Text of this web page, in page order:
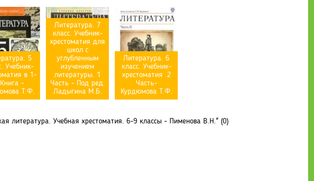
5
Учебник-
в 1-
-
Т.Ф.
Литература. 7
класс. Учебник-
хрестоматия для
школ с
углубленным
изучением
литературы. 1
Часть - Под ред.
Ладыгина М.Б.
Литература. 6
класс. Учебник-
хрестоматия .2
Часть-
Курдюмова Т.Ф.
литература. Учебная хрестоматия. 6-9 классы - Пименова В.Н." (0)